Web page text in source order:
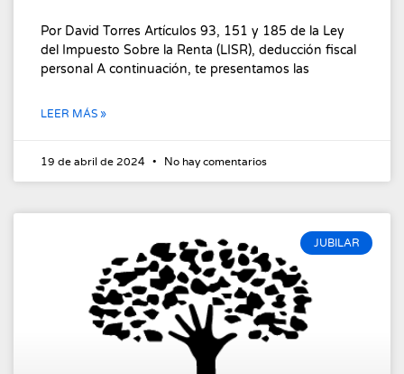
Por David Torres Artículos 93, 151 y 185 de la Ley
del Impuesto Sobre la Renta (LISR), deducción fiscal
personal A continuación, te presentamos las
LEER MÁS »
19 de abril de 2024 No hay comentarios
JUBILAR